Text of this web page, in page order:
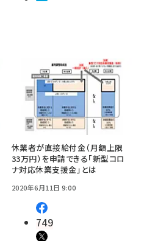
休業者が直接給付金（月額上限
33万円）を申請できる「新型コロ
ナ対応休業支援金」とは
2020年6月11日 9:00
749